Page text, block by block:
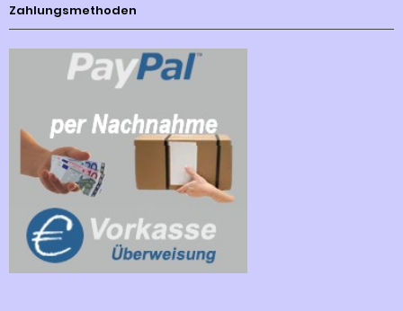
Zahlungsmethoden